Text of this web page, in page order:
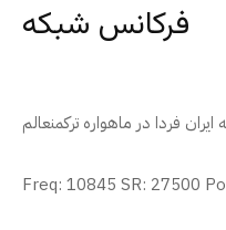
فرکانس شبکه
Freq: 10845 SR: 27500